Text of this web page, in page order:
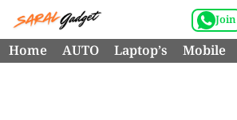
Skip
to
content
Join
Home AUTO Laptop’s Mobile